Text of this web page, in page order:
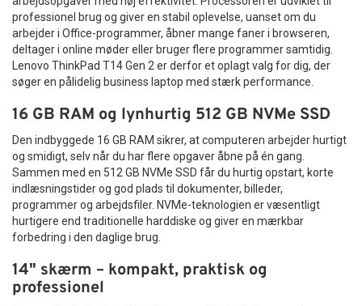
musemåtte?
Hvis du leder efter engaming musemåtte med stor
overflade, høj præcision og et stilrent design, er denne
model det oplagte valg. Du får en kombination af
funktionalitet, komfort og æstetik, der løfter hele din
Med sit moderne honeycomb green design, skridsikre bund
og optimerede overflade er denne musemåtte skabt til at
forbedre din performance og give dig en
konkurrencemæssig fordel.
Bestil din
gaming musemåtte 80x30 cm
i dag og oplev
forskellen med maksimal kontrol, komfort og stil!
musik, giver dette headset en stabil og komfortabel
lydoplevelse.
Ideelt headset til hjemmekontor
Perfekt headset til gaming og kommunikation
Velegnet til online undervisning
Godt headset til musik og film
Praktisk headset til daglig brug
Holdbart design til daglig brug
Kvalitet og holdbarhed er vigtige faktorer, når du vælger et
headset. SOLID HT-HD212 er fremstillet i robuste materialer,
som sikrer lang levetid selv ved hyppig brug. Det slidstærke
kabel og den solide konstruktion gør headsettet til en
pålidelig løsning både hjemme og på kontoret.
Det stilrene sorte design gør samtidig headsettet diskret og
professionelt, hvilket passer perfekt til både arbejds- og
professionel brug og giver en stabil oplevelse, uanset om du
arbejder i Office-programmer, åbner mange faner i browseren,
deltager i online møder eller bruger flere programmer samtidig.
Lenovo ThinkPad T14 Gen 2 er derfor et oplagt valg for dig, der
søger en pålidelig business laptop med stærk performance.
16 GB RAM og lynhurtig 512 GB NVMe SSD
Den indbyggede 16 GB RAM sikrer, at computeren arbejder hurtigt
og smidigt, selv når du har flere opgaver åbne på én gang.
Sammen med en 512 GB NVMe SSD får du hurtig opstart, korte
indlæsningstider og god plads til dokumenter, billeder,
programmer og arbejdsfiler. NVMe-teknologien er væsentligt
hurtigere end traditionelle harddiske og giver en mærkbar
forbedring i den daglige brug.
14" skærm – kompakt, praktisk og
professionel